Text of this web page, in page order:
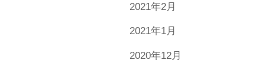
2021年2月
2021年1月
2020年12月